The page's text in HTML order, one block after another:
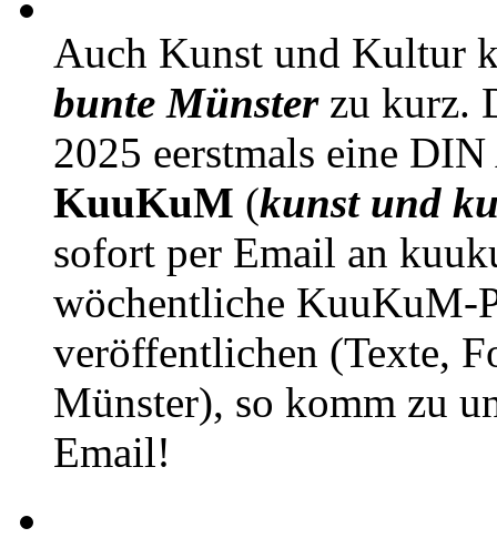
Auch Kunst und Kultur
bunte Münsterzu kurz.
2025 eerstmals eine
KuuKuM (kunst und
sofort per Email an
wöchentliche KuuKuM-
veröffentlichen (Texte,
Münster), so komm zu
Email!